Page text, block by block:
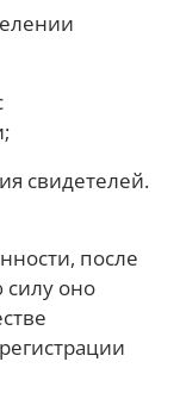
свидетелей.
после
силу оно